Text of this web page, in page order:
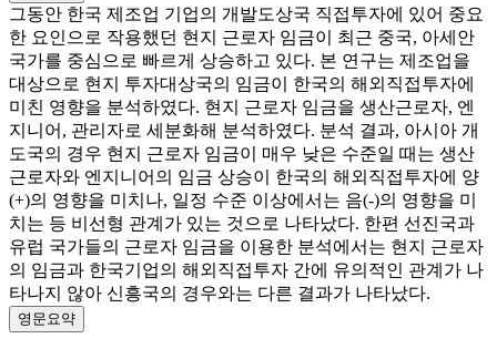
그동안 한국 제조업 기업의 개발도상국 직접투자에 있어 중요
한 요인으로 작용했던 현지 근로자 임금이 최근 중국, 아세안
국가를 중심으로 빠르게 상승하고 있다. 본 연구는 제조업을
대상으로 현지 투자대상국의 임금이 한국의 해외직접투자에
미친 영향을 분석하였다. 현지 근로자 임금을 생산근로자, 엔
지니어, 관리자로 세분화해 분석하였다. 분석 결과, 아시아 개
도국의 경우 현지 근로자 임금이 매우 낮은 수준일 때는 생산
근로자와 엔지니어의 임금 상승이 한국의 해외직접투자에 양
(+)의 영향을 미치나, 일정 수준 이상에서는 음(-)의 영향을 미
치는 등 비선형 관계가 있는 것으로 나타났다. 한편 선진국과
유럽 국가들의 근로자 임금을 이용한 분석에서는 현지 근로자
의 임금과 한국기업의 해외직접투자 간에 유의적인 관계가 나
타나지 않아 신흥국의 경우와는 다른 결과가 나타났다.
영문요약